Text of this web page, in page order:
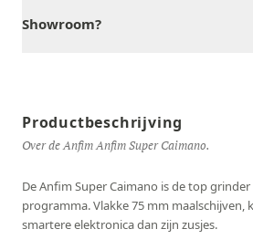
Showroom?
Productbeschrijving
Over de Anfim Anfim Super Caimano.
De Anfim Super Caimano is de top
programma. Vlakke 75 mm maalschijven,
smartere elektronica dan zijn zusjes.